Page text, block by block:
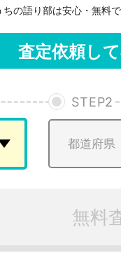
ちの語り部は安心・無料
査定依頼し
STEP2
無料